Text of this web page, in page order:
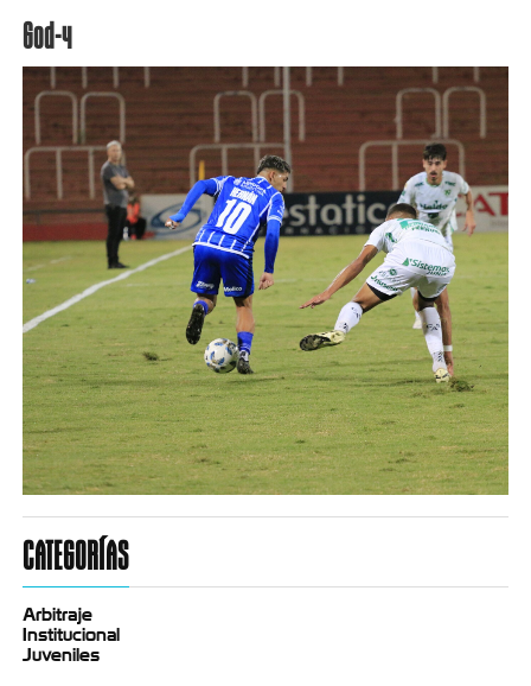
God-4
CATEGORÍAS
Arbitraje
Institucional
Juveniles